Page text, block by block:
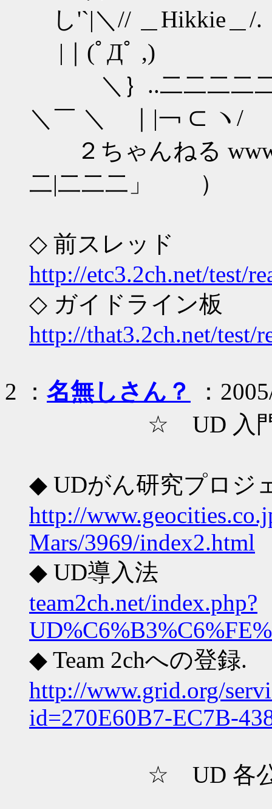
し'`|＼// ＿
|｜(ﾟДﾟ ,)
＼｝..二二二
＼￣ ＼ ｜|￢ ⊂ ヽ/
２ちゃんねる
二|二二二」 ）
◇ 前スレッド
http://etc3.2ch.net/test/
◇ ガイドライン板
http://that3.2ch.net/test/
2 ： 名無しさん？
：
☆ UD 入門
◆ UDがん研究プロ
http://
Mars/3969/index2.html
◆ UD
team2ch.net/index.php?
◆ Team 2ch
http://www.grid.org/
id=270E60B7-EC7B-
☆ UD 各公